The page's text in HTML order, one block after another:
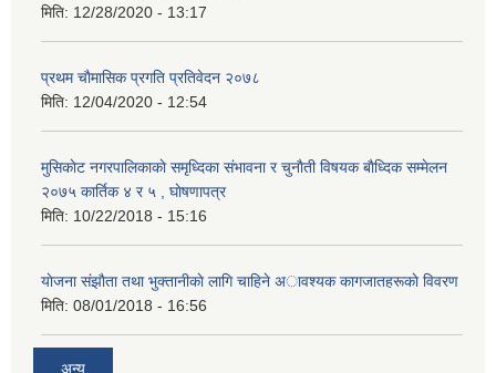
मिति: 12/28/2020 - 13:17
प्रथम चाैमासिक प्रगति प्रतिवेदन २०७८
मिति: 12/04/2020 - 12:54
मुसिकाेट नगरपालिकाकाे समृध्दिका संभावना र चुनाैती विषयक बाैध्दिक सम्मेलन
२०७५ कार्तिक ४ र ५ , घाेषणापत्र
मिति: 10/22/2018 - 15:16
याेजना संझाैता तथा भुक्तानीकाे लागि चाहिने अावश्यक कागजातहरूकाे विवरण
मिति: 08/01/2018 - 16:56
अन्य